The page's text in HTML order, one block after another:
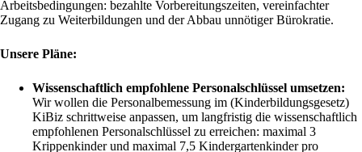
Arbeitsbedingungen: bezahlte Vorbereitungszeiten, vereinfachter
Zugang zu Weiterbildungen und der Abbau unnötiger Bürokratie.
Unsere Pläne:
Wissenschaftlich empfohlene Personalschlüssel umsetzen:
Wir wollen die Personalbemessung im (Kinderbildungsgesetz)
KiBiz schrittweise anpassen, um langfristig die wissenschaftlich
empfohlenen Personalschlüssel zu erreichen: maximal 3
Krippenkinder und maximal 7,5 Kindergartenkinder pro